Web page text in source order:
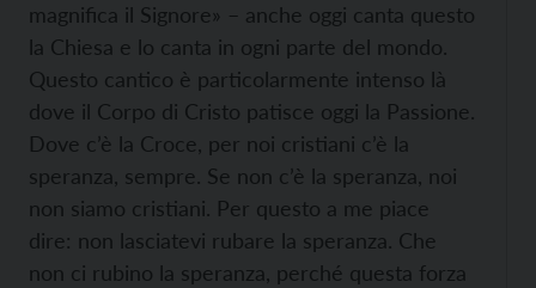
magnifica il Signore» – anche oggi canta questo
la Chiesa e lo canta in ogni parte del mondo.
Questo cantico è particolarmente intenso là
dove il Corpo di Cristo patisce oggi la Passione.
Dove c’è la Croce, per noi cristiani c’è la
speranza, sempre. Se non c’è la speranza, noi
non siamo cristiani. Per questo a me piace
dire: non lasciatevi rubare la speranza. Che
non ci rubino la speranza, perché questa forza